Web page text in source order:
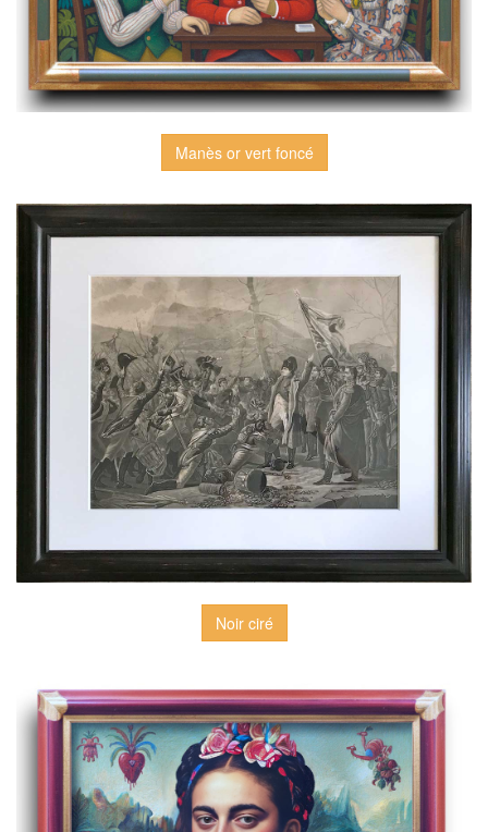
Manès or vert foncé
Noir ciré